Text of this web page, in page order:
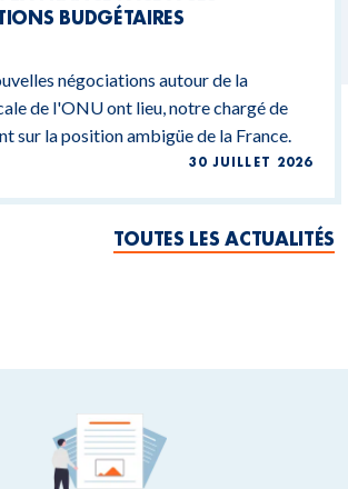
BUDGÉTAIRES
négociations autour de la
de l'ONU ont lieu, notre chargé de
sur la position ambigüe de la France.
30 JUILLET 2026
TOUTES LES ACTUALITÉS